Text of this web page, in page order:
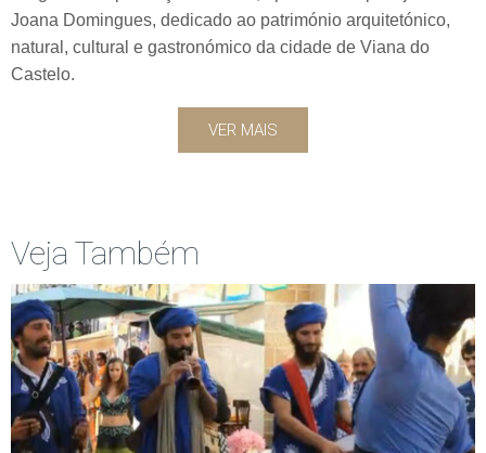
Joana Domingues, dedicado ao património arquitetónico,
natural, cultural e gastronómico da cidade de Viana do
Castelo.
VER MAIS
Veja Também